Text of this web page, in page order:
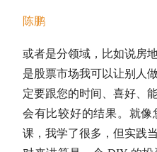
陈鹏
或者是分领域，比如说房
是股票市场我可以让别人
定要跟您的时间、喜好、
会有比较好的结果。就
课，我学了很多，但实践